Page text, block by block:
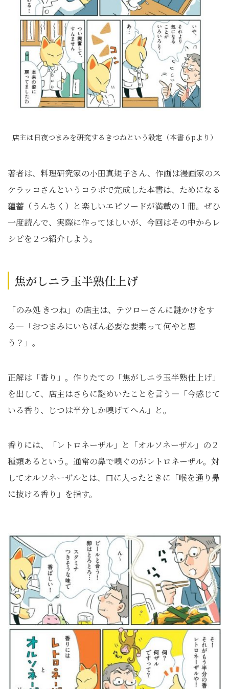
店主は日夜つまみを研究するきつねという設定（本書６pより）
著者は、料理研究家の小田真規子さん、作画は漫画家のス
ケラッコさんというコラボで完成した本書は、ためになる
蘊蓄（うんちく）と楽しいエピソードが満載の１冊。ぜひ
一度読んで、実際に作ってほしいが、今回はその中からレ
シピを２つ紹介しよう。
焦がしニラ玉半熟仕上げ
「のみ処 きつね」の店主は、テツローさんに謎かけをす
る―「おつまみにいちばん必要な要素って何やと思
う？」。
正解は「香り」。作りたての「焦がしニラ玉半熟仕上げ」
を出して、店主はさらに謎めいたことを言う―「今感じて
いる香り、じつは半分しか嗅げてへん」と。
香りには、「レトロネーザル」と「オルソネーザル」の２
種類あるという。通常の鼻で嗅ぐのがレトロネーザル。対
してオルソネーザルとは、口に入ったときに「喉を通り鼻
に抜ける香り」を指す。